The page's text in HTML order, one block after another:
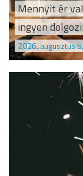
Mennyit ér
ingyen
2026. augusztus 5.